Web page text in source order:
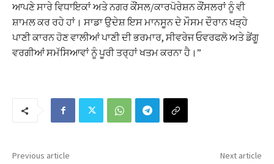
ਆਪਣੇ ਸਾਰੇ ਵਿਧਾਇਕਾਂ ਅਤੇ ਨਗਰ ਕੌਂਸਲ/ਕਾਰਪੋਰੇਸ਼ਨ ਕੌਂਸਲਰਾਂ ਨੂੰ ਵੀ
ਸ਼ਾਮਲ ਕਰ ਰਹੇ ਹਾਂ। ਸਾਡਾ ਉਦੇਸ਼ ਇਸ ਮਾਨਸੂਨ ਦੇ ਮੌਸਮ ਦੌਰਾਨ ਖੜ੍ਹੇ
ਪਾਣੀ ਕਾਰਨ ਹੋਣ ਵਾਲੀਆਂ ਪਾਣੀ ਦੀ ਭਰਮਾਰ, ਸੀਵਰੇਜ ਓਵਰਫਲੋ ਅਤੇ ਡੇਂਗੂ
ਵਰਗੀਆਂ ਸਮੱਸਿਆਵਾਂ ਨੂੰ ਪੂਰੀ ਤਰ੍ਹਾਂ ਖਤਮ ਕਰਨਾ ਹੈ।”
Previous article Next article